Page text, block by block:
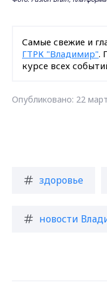
Самые свежие и
ГТРК "Владимир".
курсе всех
Опубликовано: 22
здоровье
новости